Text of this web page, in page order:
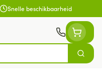
Snelle beschikbaarheid
Zoek